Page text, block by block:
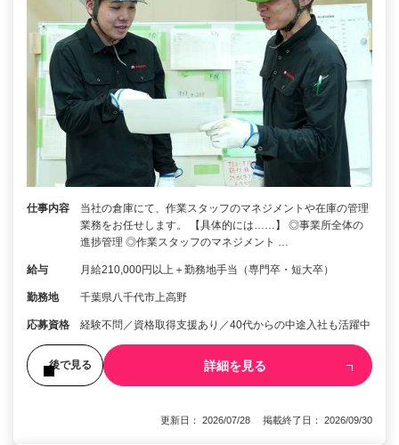
仕事内容
当社の倉庫にて、作業スタッフのマネジメントや在庫の管理
業務をお任せします。 【具体的には……】 ◎事業所全体の
進捗管理 ◎作業スタッフのマネジメント …
給与 月給210,000円以上＋勤務地手当（専門卒・短大卒）
勤務地 千葉県八千代市上高野
応募資格 経験不問／資格取得支援あり／40代からの中途入社も活躍中
後で見る 詳細を見る
更新日： 2026/07/28 掲載終了日： 2026/09/30